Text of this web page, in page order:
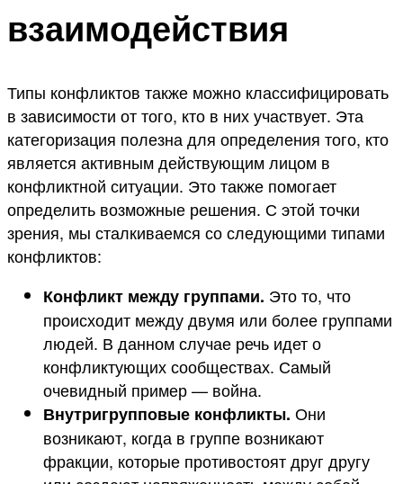
взаимодействия
Типы конфликтов также можно классифицировать
в зависимости от того, кто в них участвует. Эта
категоризация полезна для определения того, кто
является активным действующим лицом в
конфликтной ситуации. Это также помогает
определить возможные решения. С этой точки
зрения, мы сталкиваемся со следующими типами
конфликтов:
Конфликт между группами. Это то, что
происходит между двумя или более группами
людей. В данном случае речь идет о
конфликтующих сообществах. Самый
очевидный пример — война.
Внутригрупповые конфликты. Они
возникают, когда в группе возникают
фракции, которые противостоят друг другу